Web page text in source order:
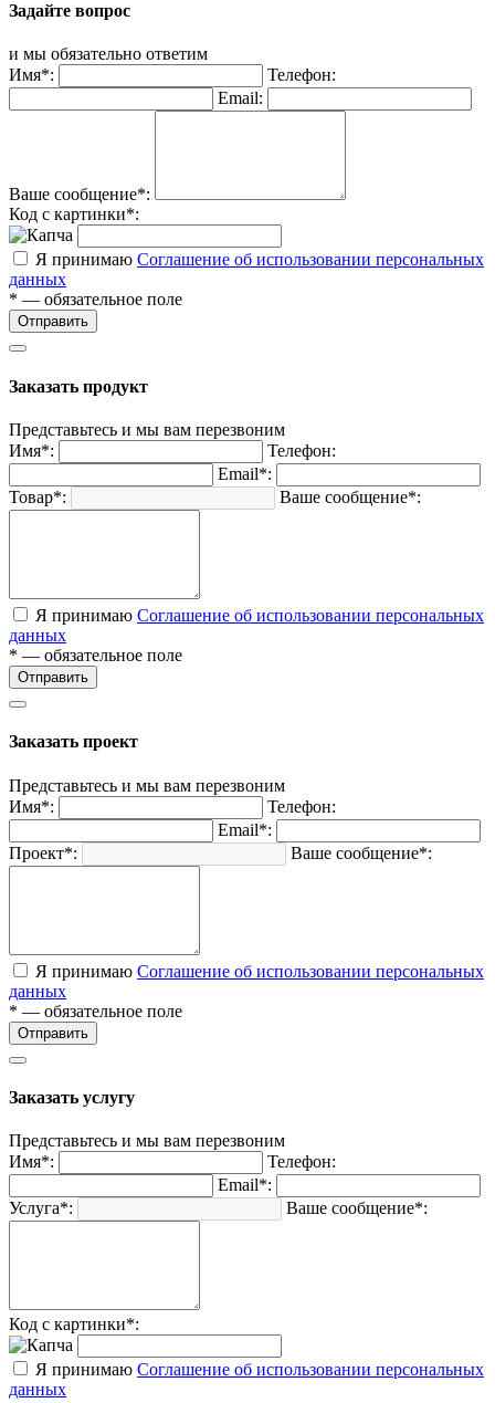
Задайте вопрос
и мы обязательно ответим
Имя*:
Телефон:
Email:
Ваше сообщение*:
Код с картинки*:
Я принимаю Соглашение об использовании персональных
данных
* — обязательное поле
Отправить
Заказать продукт
Представьтесь и мы вам перезвоним
Имя*:
Телефон:
Email*:
Товар*:
Ваше сообщение*:
Я принимаю Соглашение об использовании персональных
данных
* — обязательное поле
Отправить
Заказать проект
Представьтесь и мы вам перезвоним
Имя*:
Телефон:
Email*:
Проект*:
Ваше сообщение*:
Я принимаю Соглашение об использовании персональных
данных
* — обязательное поле
Отправить
Заказать услугу
Представьтесь и мы вам перезвоним
Имя*:
Телефон:
Email*:
Услуга*:
Ваше сообщение*:
Код с картинки*:
Я принимаю Соглашение об использовании персональных
данных